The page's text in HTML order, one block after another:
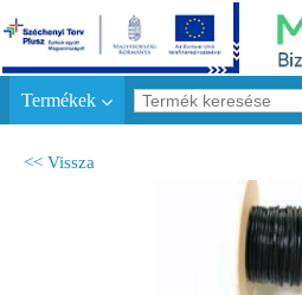
Termékek
<< Vissza